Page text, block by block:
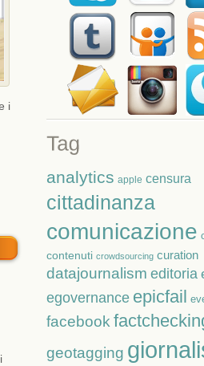
i
analytics apple censura
cittadinanza
comunicazione
contenuti crowdsourcing curation
datajournalism editoria
egovernance epicfail
facebook
geotagging